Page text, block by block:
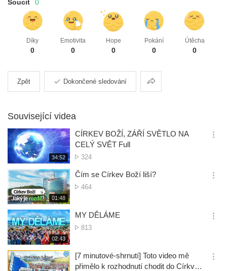
Soucit 0
Díky
0
Emotivita
0
Hope
0
Pokání
0
Útěcha
0
Zpět Dokončené sledování Sdílení
Související videa
재
생
시
간
34:52
CÍRKEV BOŽÍ, ZÁŘÍ SVĚTLO NA
CELÝ SVĚT Full
Počet
324
옵
기
재
생
시
간
01:48
Čím se Církev Boží liší?
Počet
464
옵
기
재
생
시
간
02:43
MY DĚLÁME
Počet
813
옵
기
[7 minutové-shrnutí] Toto video mě
přimělo k rozhodnutí chodit do Církve
옵